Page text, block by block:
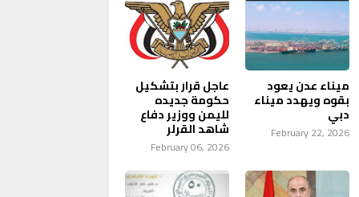
ميناء عدن يعود
بقوه ويهدد ميناء
دبي
February 22, 2026
عاجل قرار بتشكيل
حكومة جديده
لليمن ووزير دفاع
شاهد القرلر
February 06, 2026